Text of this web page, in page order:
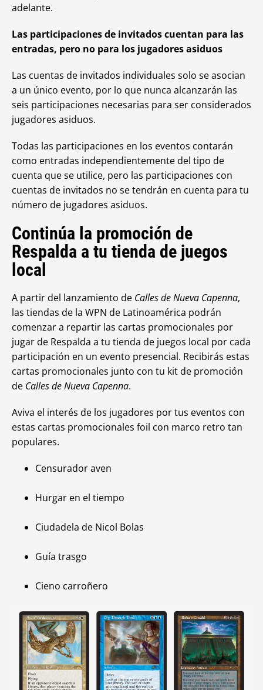
adelante.
Las participaciones de invitados cuentan para las
entradas, pero no para los jugadores asiduos
Las cuentas de invitados individuales solo se asocian
a un único evento, por lo que nunca alcanzarán las
seis participaciones necesarias para ser considerados
jugadores asiduos.
Todas las participaciones en los eventos contarán
como entradas independientemente del tipo de
cuenta que se utilice, pero las participaciones con
cuentas de invitados no se tendrán en cuenta para tu
número de jugadores asiduos.
Continúa la promoción de
Respalda a tu tienda de juegos
local
A partir del lanzamiento de Calles de Nueva Capenna,
las tiendas de la WPN de Latinoamérica podrán
comenzar a repartir las cartas promocionales por
jugar de Respalda a tu tienda de juegos local por cada
participación en un evento presencial. Recibirás estas
cartas promocionales junto con tu kit de promoción
de Calles de Nueva Capenna.
Aviva el interés de los jugadores por tus eventos con
estas cartas promocionales foil con marco retro tan
populares.
Censurador aven
Hurgar en el tiempo
Ciudadela de Nicol Bolas
Guía trasgo
Cieno carroñero